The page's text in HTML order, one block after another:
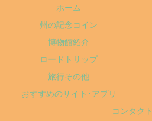
ホーム
州の記念コイン
博物館紹介
ロードトリップ
旅行その他
おすすめのサイト･アプリ
コンタクト